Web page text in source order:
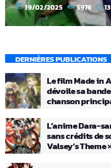
today 19/02/2025 5976 13
DERNIÈRES PUBLICATIONS
Le film Made in
dévoile sa
chanson
L’anime Dara-
sans crédits de
Valsey’s Theme